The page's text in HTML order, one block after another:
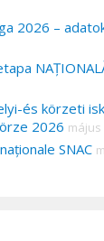
2026 –
és körzeti
2026 május
SNAC